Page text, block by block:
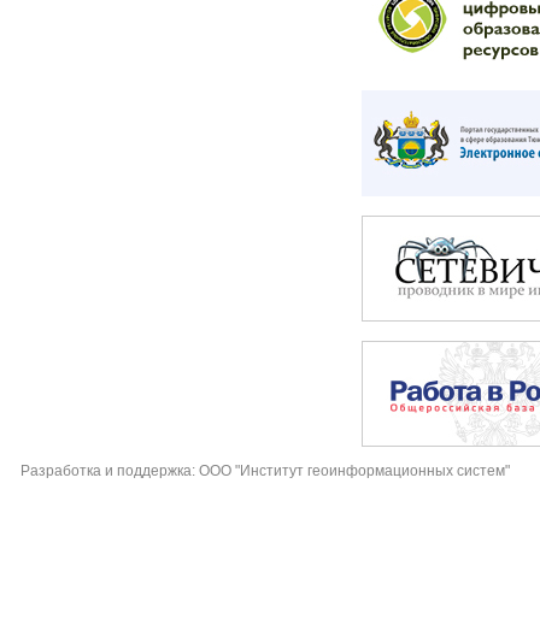
Разработка и поддержка: ООО "Институт геоинформационных систем"